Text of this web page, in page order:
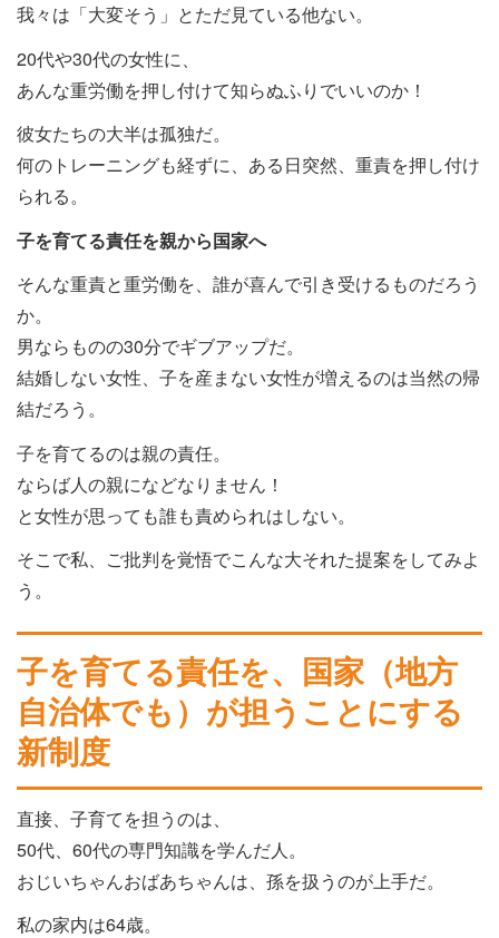
我々は「大変そう」とただ見ている他ない。
20代や30代の女性に、
あんな重労働を押し付けて知らぬふりでいいのか！
彼女たちの大半は孤独だ。
何のトレーニングも経ずに、ある日突然、重責を押し付け
られる。
子を育てる責任を親から国家へ
そんな重責と重労働を、誰が喜んで引き受けるものだろう
か。
男ならものの30分でギブアップだ。
結婚しない女性、子を産まない女性が増えるのは当然の帰
結だろう。
子を育てるのは親の責任。
ならば人の親になどなりません！
と女性が思っても誰も責められはしない。
そこで私、ご批判を覚悟でこんな大それた提案をしてみよ
う。
子を育てる責任を、国家（地方
自治体でも）が担うことにする
新制度
直接、子育てを担うのは、
50代、60代の専門知識を学んだ人。
おじいちゃんおばあちゃんは、孫を扱うのが上手だ。
私の家内は64歳。